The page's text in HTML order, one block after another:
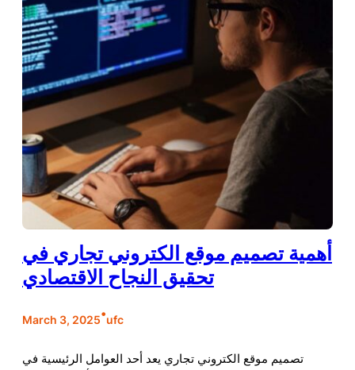
أهمية تصميم موقع الكتروني تجاري في
تحقيق النجاح الاقتصادي
March 3, 2025•ufc
تصميم موقع الكتروني تجاري يعد أحد العوامل الرئيسية في